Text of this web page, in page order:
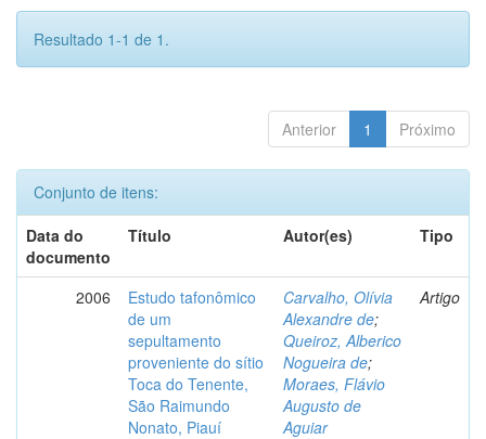
Resultado 1-1 de 1.
Anterior 1 Próximo
Conjunto de itens:
Data do
documento
Título Autor(es) Tipo
2006
Estudo tafonômico
de um
sepultamento
proveniente do sítio
Toca do Tenente,
São Raimundo
Nonato, Piauí
Carvalho, Olívia
Alexandre de;
Queiroz, Alberico
Nogueira de;
Moraes, Flávio
Augusto de
Aguiar
Artigo